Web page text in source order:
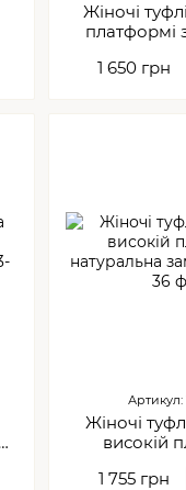
Жіночі
платформі
1 650 грн
Артикул:
Жіночі
високій
1 755 грн